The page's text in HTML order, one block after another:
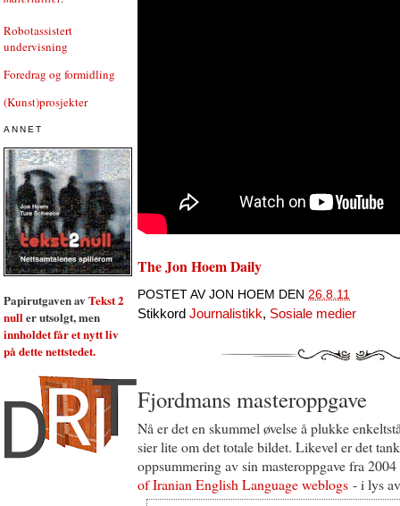
Robotassistert
undervisning
Foredrag og formidling
(Kunst)prosjekter
ANNET
Papirutgaven av Tekst 2
nuller utsolgt, men
innholdet får et nytt liv
på dette nettstedet.
The Jon Hoem Daily
POSTET AV JON HOEM DEN 26.8.11
Stikkord Journalistikk, Sosiale medier
Fjordmans masteroppgave
Nå er det en skummel øvelse å plukke
sier lite om det totale bildet. Likevel er det
oppsummering av sin masteroppgave fra
of Iranian English Language weblogs - i lys